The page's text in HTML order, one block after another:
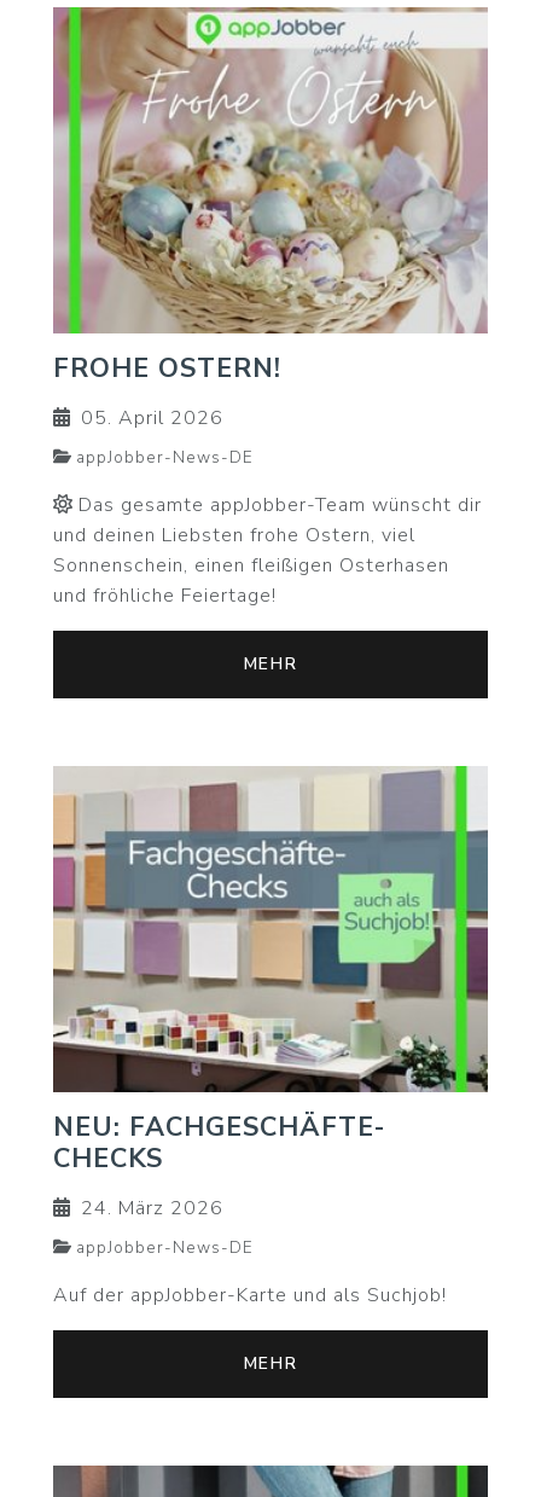
FROHE OSTERN!
05. April 2026
appJobber-News-DE
Das gesamte appJobber-Team wünscht dir
und deinen Liebsten frohe Ostern, viel
Sonnenschein, einen fleißigen Osterhasen
und fröhliche Feiertage!
MEHR
NEU: FACHGESCHÄFTE-
CHECKS
24. März 2026
appJobber-News-DE
Auf der appJobber-Karte und als Suchjob!
MEHR